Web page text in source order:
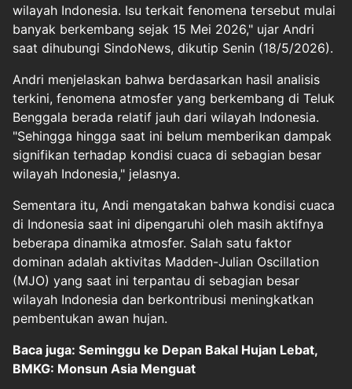
wilayah Indonesia. Isu terkait fenomena tersebut mulai
banyak berkembang sejak 15 Mei 2026," ujar Andri
saat dihubungi SindoNews, dikutip Senin (18/5/2026).
Andri menjelaskan bahwa berdasarkan hasil analisis
terkini, fenomena atmosfer yang berkembang di Teluk
Benggala berada relatif jauh dari wilayah Indonesia.
"Sehingga hingga saat ini belum memberikan dampak
signifikan terhadap kondisi cuaca di sebagian besar
wilayah Indonesia," jelasnya.
Sementara itu, Andi mengatakan bahwa kondisi cuaca
di Indonesia saat ini dipengaruhi oleh masih aktifnya
beberapa dinamika atmosfer. Salah satu faktor
dominan adalah aktivitas Madden-Julian Oscillation
(MJO) yang saat ini terpantau di sebagian besar
wilayah Indonesia dan berkontribusi meningkatkan
pembentukan awan hujan.
Baca juga: Seminggu ke Depan Bakal Hujan Lebat,
BMKG: Monsun Asia Menguat